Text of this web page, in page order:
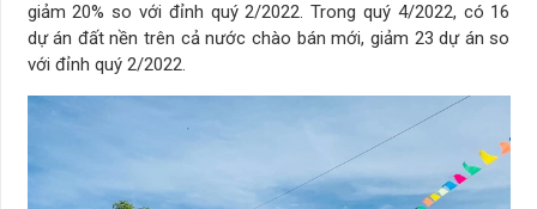
giảm 20% so với đỉnh quý 2/2022. Trong quý 4/2022, có 16
dự án đất nền trên cả nước chào bán mới, giảm 23 dự án so
với đỉnh quý 2/2022.